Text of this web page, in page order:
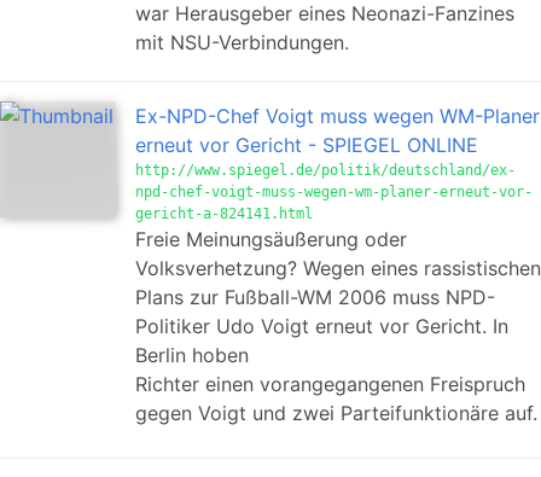
war Herausgeber eines Neonazi-Fanzines
mit NSU-Verbindungen.
Ex-NPD-Chef Voigt muss wegen WM-Planer
erneut vor Gericht - SPIEGEL ONLINE
http://www.spiegel.de/politik/deutschland/ex-
npd-chef-voigt-muss-wegen-wm-planer-erneut-vor-
gericht-a-824141.html
Freie Meinungsäußerung oder
Volksverhetzung? Wegen eines rassistischen
Plans zur Fußball-WM 2006 muss NPD-
Politiker Udo Voigt erneut vor Gericht. In
Berlin hoben
Richter einen vorangegangenen Freispruch
gegen Voigt und zwei Parteifunktionäre auf.